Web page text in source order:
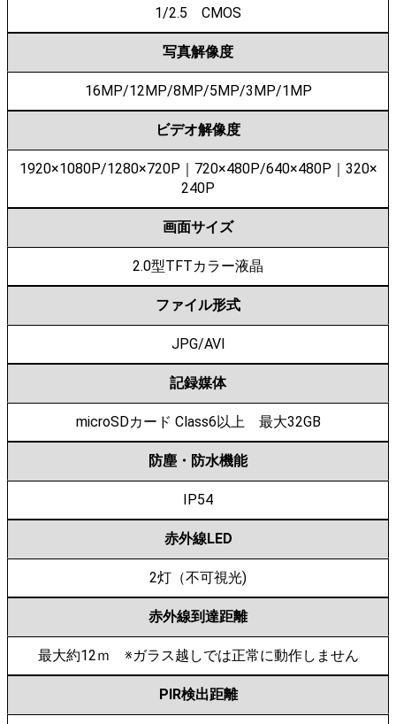
1/2.5 CMOS
写真解像度
16MP/12MP/8MP/5MP/3MP/1MP
ビデオ解像度
1920×1080P/1280×720P｜720×480P/640×480P｜320×
240P
画面サイズ
2.0型TFTカラー液晶
ファイル形式
JPG/AVI
記録媒体
microSDカード Class6以上 最大32GB
防塵・防水機能
IP54
赤外線LED
2灯（不可視光)
赤外線到達距離
最大約12ｍ ※ガラス越しでは正常に動作しません
PIR検出距離